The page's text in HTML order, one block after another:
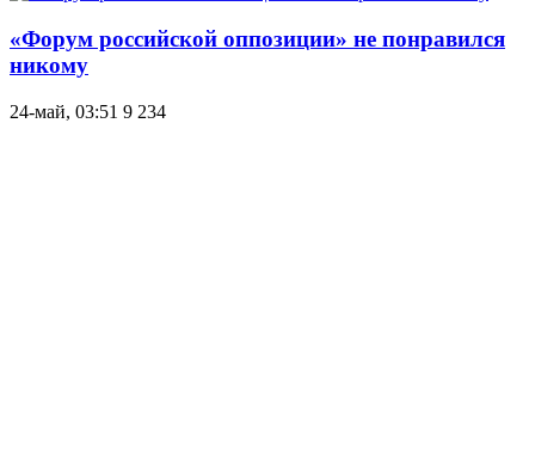
«Форум роccийской оппозиции» не понравился
никому
24-май, 03:51 9 234